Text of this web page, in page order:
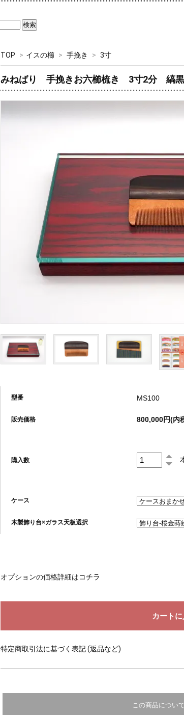
TOP > イスの櫛 > 手挽き > 3寸
みねばり 手挽きお六櫛梳き 3寸2分 縞黒
型番 MS100
販売価格 800,000円(内
購入数
ケース
木製飾り台×ガラス天板選択
オプションの価格詳細はコチラ
特定商取引法に基づく表記 (返品など)
この商品につい